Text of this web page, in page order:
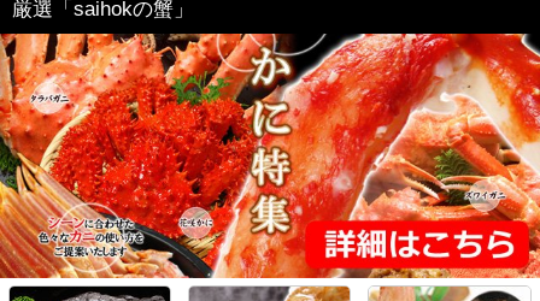
厳選「saihokの蟹」